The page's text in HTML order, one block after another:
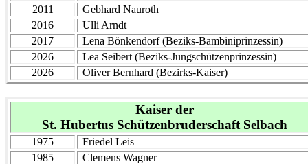
2011
Gebhard Nauroth
2016
Ulli Arndt
2017
Lena Bönkendorf (Beziks-Bambiniprinzessin)
2026
Lea Seibert (Beziks-Jungschützenprinzessin)
2026
Oliver Bernhard (Bezirks-Kaiser)
Kaiser der
St. Hubertus Schützenbruderschaft Selbach
1975
Friedel Leis
1985
Clemens Wagner